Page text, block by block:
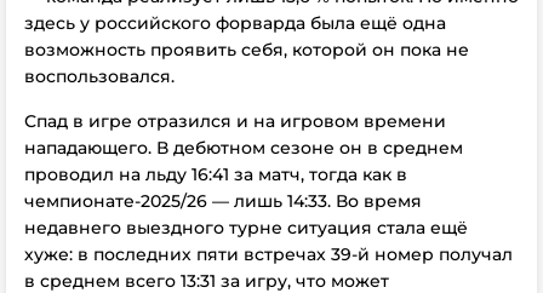
здесь у российского форварда была ещё одна
возможность проявить себя, которой он пока не
воспользовался.
Спад в игре отразился и на игровом времени
нападающего. В дебютном сезоне он в среднем
проводил на льду 16:41 за матч, тогда как в
чемпионате-2025/26 — лишь 14:33. Во время
недавнего выездного турне ситуация стала ещё
хуже: в последних пяти встречах 39-й номер получал
в среднем всего 13:31 за игру, что может